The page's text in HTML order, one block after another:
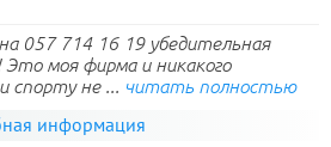
057 714 16 19 убедительная
Это моя фирма и никакого
спорту не ... читать полностью
информация